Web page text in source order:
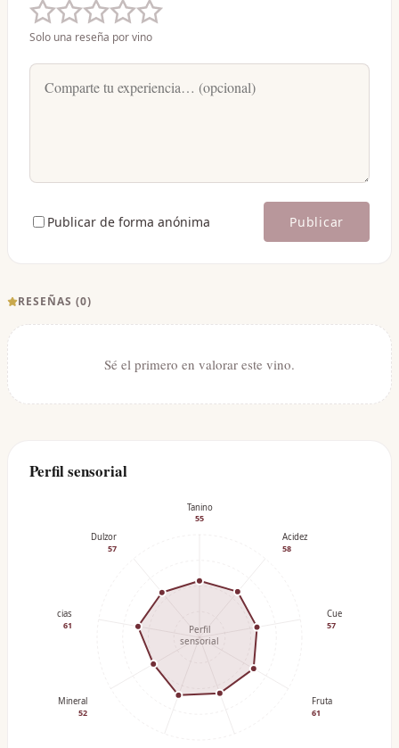
Solo una reseña por vino
Publicar de forma anónima Publicar
RESEÑAS (0)
Sé el primero en valorar este vino.
Perfil sensorial
Tanino
55
Acidez
58
Cuerpo
57
Fruta
61
Mineral
52
Especias
61
Dulzor
57
Perfil
sensorial